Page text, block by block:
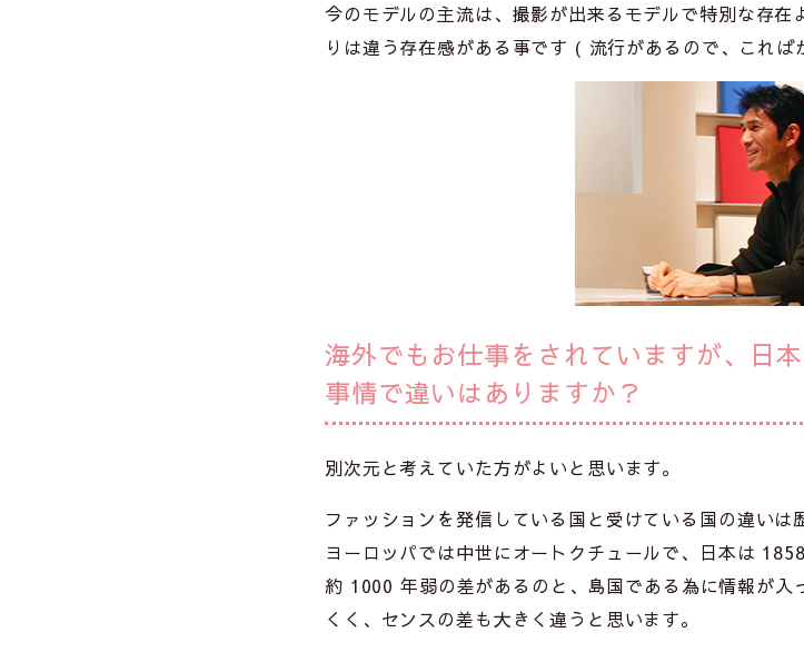
今のモデルの主流は、撮影が出来るモデルで特別な存
りは違う存在感がある事です ( 流行があるので、これば
海外でもお仕事をされていますが、日
事情で違いはありますか？
別次元と考えていた方がよいと思います。
ファッションを発信している国と受けている国の違い
ヨーロッパでは中世にオートクチュールで、日本は
約 1000 年弱の差があるのと、島国である為に情報が入
くく、センスの差も大きく違うと思います。